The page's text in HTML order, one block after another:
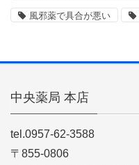
風邪薬で具合が悪い
中央薬局 本店
tel.0957-62-3588
〒855-0806